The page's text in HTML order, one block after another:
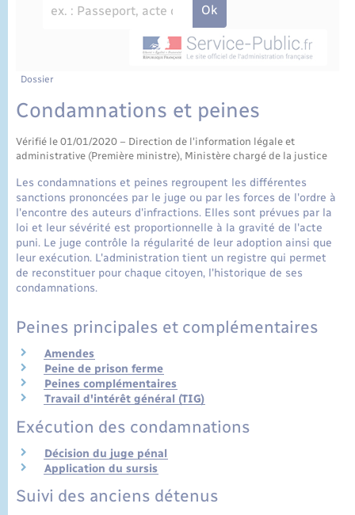
État civil
Cimetière communal
Dossier
Condamnations et peines
Vérifié le 01/01/2020 – Direction de l'information légale et
administrative (Première ministre), Ministère chargé de la justice
Les condamnations et peines regroupent les différentes
sanctions prononcées par le juge ou par les forces de l'ordre à
l'encontre des auteurs d'infractions. Elles sont prévues par la
loi et leur sévérité est proportionnelle à la gravité de l'acte
puni. Le juge contrôle la régularité de leur adoption ainsi que
leur exécution. L'administration tient un registre qui permet
de reconstituer pour chaque citoyen, l'historique de ses
condamnations.
Peines principales et complémentaires
Amendes
Peine de prison ferme
Peines complémentaires
Travail d'intérêt général (TIG)
Exécution des condamnations
Décision du juge pénal
Application du sursis
Suivi des anciens détenus